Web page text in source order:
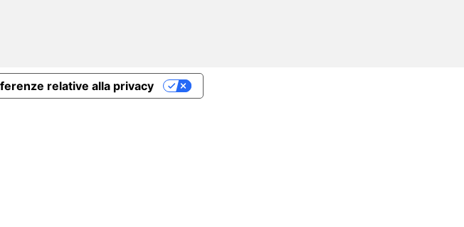
relative alla privacy